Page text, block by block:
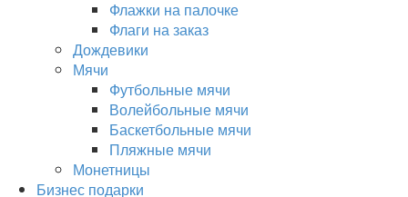
Флажки на палочке
Флаги на заказ
Дождевики
Мячи
Футбольные мячи
Волейбольные мячи
Баскетбольные мячи
Пляжные мячи
Монетницы
Бизнес подарки